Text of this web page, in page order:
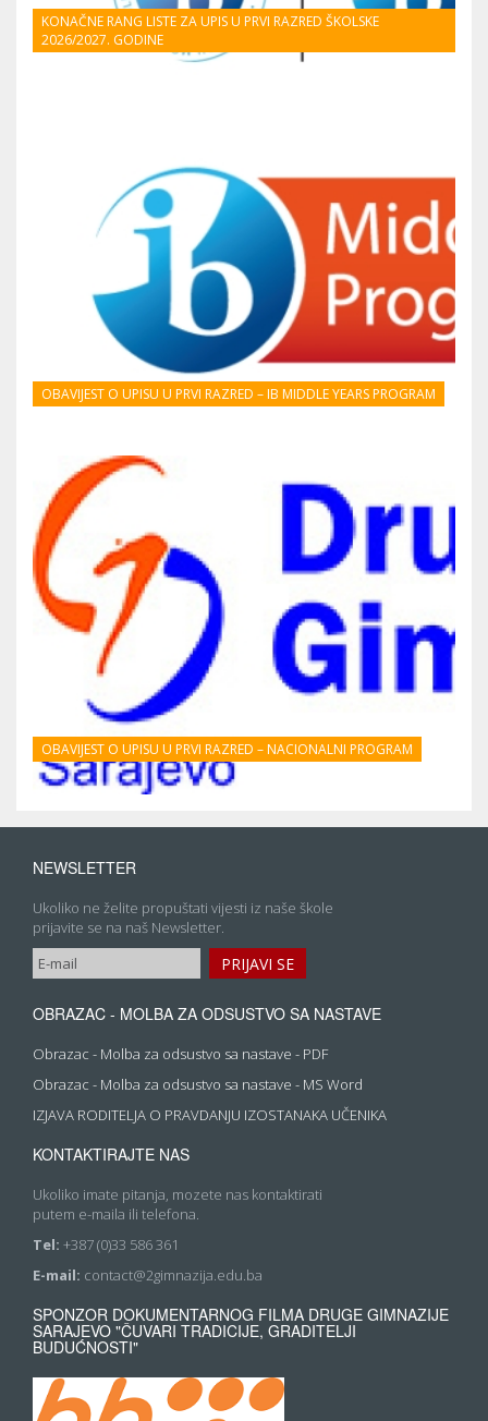
KONAČNE RANG LISTE ZA UPIS U PRVI RAZRED ŠKOLSKE
2026/2027. GODINE
OBAVIJEST O UPISU U PRVI RAZRED – IB MIDDLE YEARS PROGRAM
OBAVIJEST O UPISU U PRVI RAZRED – NACIONALNI PROGRAM
NEWSLETTER
Ukoliko ne želite propuštati vijesti iz naše škole
prijavite se na naš Newsletter.
OBRAZAC - MOLBA ZA ODSUSTVO SA NASTAVE
Obrazac - Molba za odsustvo sa nastave - PDF
Obrazac - Molba za odsustvo sa nastave - MS Word
IZJAVA RODITELJA O PRAVDANJU IZOSTANAKA UČENIKA
KONTAKTIRAJTE NAS
Ukoliko imate pitanja, mozete nas kontaktirati
putem e-maila ili telefona.
Tel: +387 (0)33 586 361
E-mail: contact@2gimnazija.edu.ba
SPONZOR DOKUMENTARNOG FILMA DRUGE GIMNAZIJE
SARAJEVO "ČUVARI TRADICIJE, GRADITELJI
BUDUĆNOSTI"